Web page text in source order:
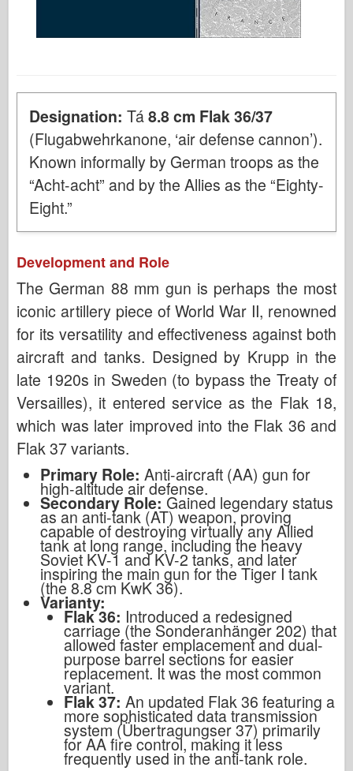
Designation: Tá8.8 cm Flak 36/37
(Flugabwehrkanone, ‘air defense cannon’).
Known informally by German troops as the
“Acht-acht” and by the Allies as the “Eighty-
Eight.”
Development and Role
The German 88 mm gun is perhaps the most
iconic artillery piece of World War II, renowned
for its versatility and effectiveness against both
aircraft and tanks. Designed by Krupp in the
late 1920s in Sweden (to bypass the Treaty of
Versailles), it entered service as the Flak 18,
which was later improved into the Flak 36 and
Flak 37 variants.
Primary Role: Anti-aircraft (AA) gun for
high-altitude air defense.
Secondary Role: Gained legendary status
as an anti-tank (AT) weapon, proving
capable of destroying virtually any Allied
tank at long range, including the heavy
Soviet KV-1 and KV-2 tanks, and later
inspiring the main gun for the Tiger I tank
(the 8.8 cm KwK 36).
Varianty:
Flak 36: Introduced a redesigned
carriage (the Sonderanhänger 202) that
allowed faster emplacement and dual-
purpose barrel sections for easier
replacement. It was the most common
variant.
Flak 37: An updated Flak 36 featuring a
more sophisticated data transmission
system (Übertragungser 37) primarily
for AA fire control, making it less
frequently used in the anti-tank role.